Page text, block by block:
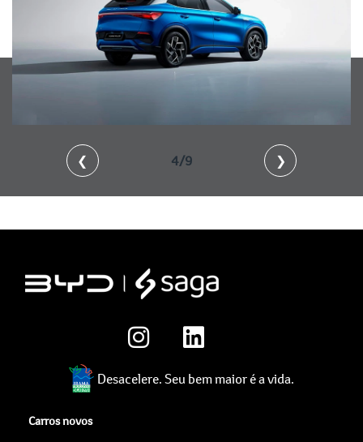
❮ 4/9 ❯
Desacelere. Seu bem maior é a vida.
Carros novos